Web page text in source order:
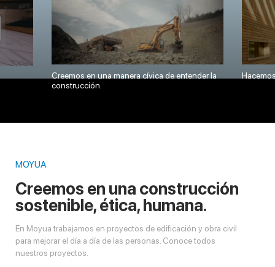
Creemos en una manera cívica de entender la
construcción.
MOYUA
Creemos en una construcción
sostenible, ética, humana.
En Moyua trabajamos en proyectos de edificación y obra civil
para mejorar el día a día de las personas. Conoce todos
nuestros proyectos.